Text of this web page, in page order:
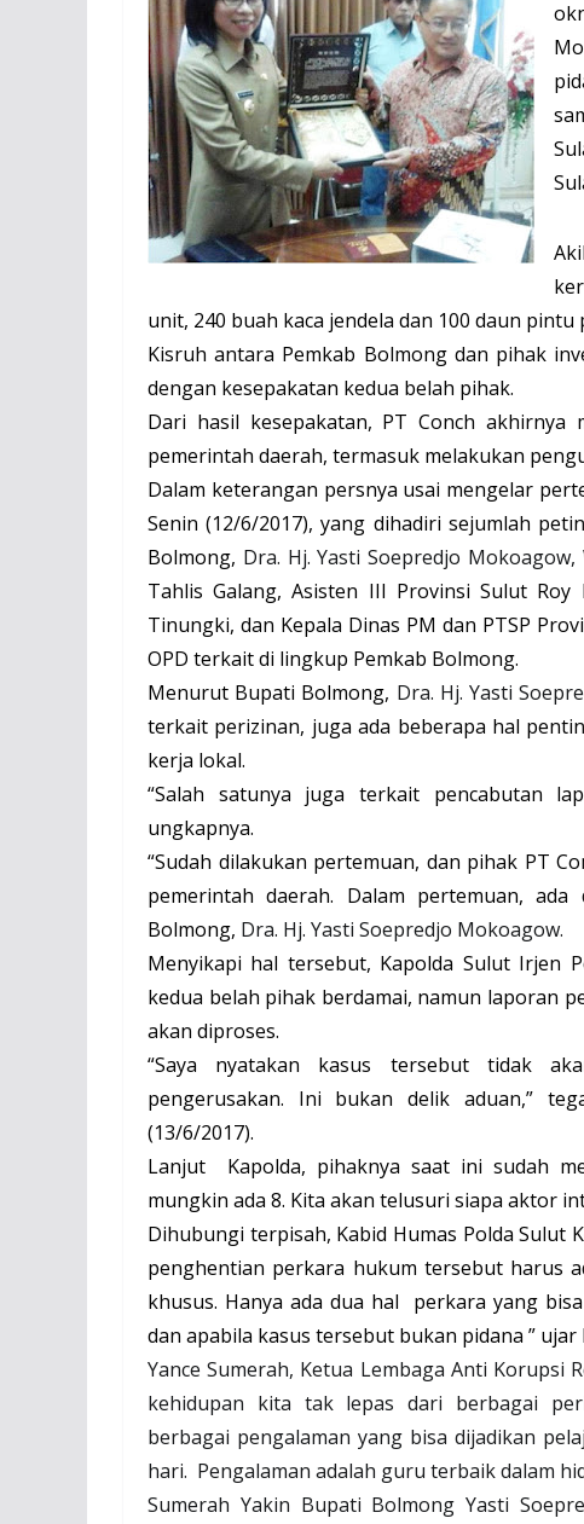
unit, 240 buah kaca jendela dan 100 daun pintu
Kisruh antara Pemkab Bolmong dan pihak
dengan kesepakatan kedua belah pihak.
Dari hasil kesepakatan, PT Conch akhirnya
pemerintah daerah, termasuk melakukan
Dalam keterangan persnya usai mengelar
Senin (12/6/2017), yang dihadiri sejumlah
Bolmong, Dra. Hj. Yasti Soepredjo Mokoagow,
Tahlis Galang, Asisten III Provinsi Sulut
Tinungki, dan Kepala Dinas PM dan PTSP
OPD terkait di lingkup Pemkab Bolmong.
Menurut Bupati Bolmong, Dra. Hj. Yasti
terkait perizinan, juga ada beberapa hal
kerja lokal.
“Salah satunya juga terkait pencabutan
ungkapnya.
“Sudah dilakukan pertemuan, dan pihak PT
pemerintah daerah. Dalam pertemuan,
Bolmong, Dra. Hj. Yasti Soepredjo Mokoagow.
Menyikapi hal tersebut, Kapolda Sulut Irjen
kedua belah pihak berdamai, namun laporan
akan diproses.
“Saya nyatakan kasus tersebut tidak
pengerusakan. Ini bukan delik aduan,”
(13/6/2017).
Lanjut
Kapolda, pihaknya saat ini sudah
mungkin ada 8. Kita akan telusuri siapa aktor
Dihubungi terpisah, Kabid Humas Polda Sulut
penghentian perkara hukum tersebut harus
khusus. Hanya ada dua hal
perkara yang
dan apabila kasus tersebut bukan pidana ” ujar
Yance Sumerah, Ketua Lembaga Anti Korupsi
kehidupan kita tak lepas dari berbagai
berbagai pengalaman yang bisa dijadikan
hari. Pengalaman adalah guru terbaik dalam
Sumerah Yakin Bupati Bolmong Yasti